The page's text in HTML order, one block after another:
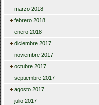
marzo 2018
febrero 2018
enero 2018
diciembre 2017
noviembre 2017
octubre 2017
septiembre 2017
agosto 2017
julio 2017